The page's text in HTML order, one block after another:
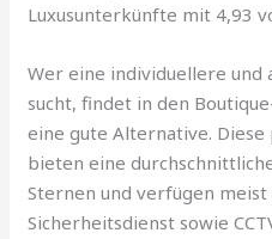
Luxusunterkünfte mit 4,93
Wer eine individuellere und
sucht, findet in den
eine gute Alternative. Diese
bieten eine
Sternen und verfügen
Sicherheitsdienst sowie